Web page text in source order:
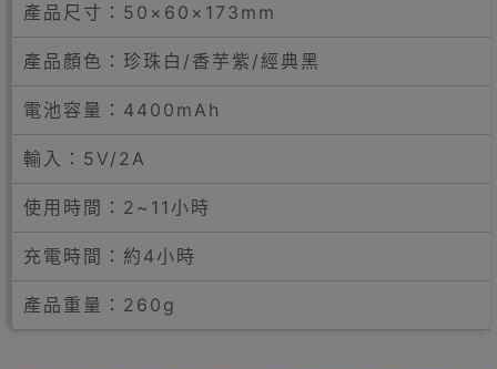
產品尺寸：50×60×173mm
產品顏色：珍珠白/香芋紫/經典黑
電池容量：4400mAh
輸入：5V/2A
使用時間：2~11小時
充電時間：約4小時
產品重量：260g